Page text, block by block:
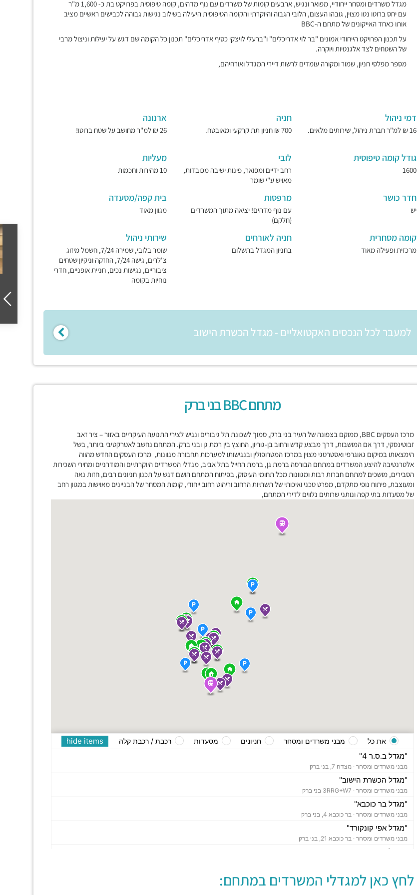
מגדל משרדים ומסחר ייחודיי, מפואר ונגיש, ארבעים קומות של משרדים עם נוף מדהים, קומה טיפוסית בפרויקט בת כ- 1,600 מ"ר
עם יחס ברוטו נטו מצוין, גובהו העצום, הלובי הגבוה והיוקרתי והקומה הטיפוסית היעילה בשילוב נגישות גבוהה לכבישים ראשיים מציב
אותו כאחד האייקונים של מתחם ה-BBC
על תכנון הפרויקט הייחודי אמונים "בר לוי אדריכלים" ו"ברעלי לויצקי כסיף אדריכלים" תכנון כל הקומה שם דגש על יעילות וניצול מרבי
של השטחים לצד אלגנטיות ויוקרה.
מספר מפלסי חניון, שמור ומקורה עומדים לרשות דיירי המגדל ואורחיהם,
דמי ניהול
16 ₪ למ"ר חברת ניהול, שירותים מלאים.
חניה
700 ₪ חניון תת קרקעי ומאובטח.
ארנונה
26 ₪ למ"ר מחושב על שטח ברוטו!
גודל קומה טיפוסית
1600
לובי
רחב ידיים ומפואר, פינות ישיבה מכובדות,
מאויש ע"י שומר
מעליות
10 מהירות וחכמות
חדר כושר
יש
מרפסות
עם נוף מדהים! יציאה מתוך המשרדים
(חלקם)
בית קפה/מסעדה
מגוון מאוד
קומה מסחרית
מרכזית ופעילה מאוד
חניה לאורחים
בחניון המגדל בתשלום
שירותי ניהול
שומר בלובי, שמירה 7/24, חשמל מיזוג
צ'לרים, גישה 7/24, החזקה וניקיון שטחים
ציבוריים, נגישות נכים, חניית אופניים, חדרי
נוחיות בקומה
למעבר לכל הנכסים האקטואליים - מגדל הכשרת הישוב
מתחם BBC בני ברק
מרכז העסקים BBC, ממוקם בצפונה של העיר בני ברק, סמוך לשכונת תל גיבורים ונגיש לצירי התנועה העיקריים באזור – ציר זאב
זבוטינסקי, דרך אם המושבות, דרך מבצע קדש ורחוב בן-גוריון, החוצץ בין רמת גן ובני ברק. המתחם נחשב לאטרקטיבי ביותר, בשל
הימצאותו במיקום גאוגרפי ואסטרטגי מצוין במרכז המטרופולין ובנגישותו למערכות תחבורה מגוונות, מרכז העסקים החדש מהווה
אלטרנטיבה להיצע המשרדים במתחם הבורסה ברמת גן, ברמת החייל בתל אביב, מגדלי המשרדים היוקרתיים והמודרניים ומחירי השכירות
הסבירים, מושכים למתחם חברות רבות ומגוונות מכל תחומי העיסוק, בפיתוח המתחם הושם דגש על תכנון חניונים רבים, חזות נאה
ומעוצבת, פיתוח נופי מתקדם, מפרט טכני ואיכותי של תשתיות הרחוב וריהוט רחוב ייחודי, קומות המסחר של הבניינים מאוישות במגוון רחב
של מסעדות בתי קפה ונותני שרותים נלווים לדירי המתחם,
"מגדל ב.ס.ר 4"
מבני משרדים ומסחר · מצדה 7, בני ברק
"מגדל הכשרת הישוב"
מבני משרדים ומסחר ·
"מגדל בר כוכבא"
מבני משרדים ומסחר · בר כוכבא 4, בני ברק
"מגדל אפי קונקורד"
מבני משרדים ומסחר · בר כוכבא 21, בני ברק
"מגדל צ'מפיון"
"בית סלע"
מבני משרדים ומסחר ·ברוך הירש 14, בני ברק
hide items את כל מבני משרדים ומסחר חניונים מסעדות רכבת / רכבת קלה
לחץ כאן למגדלי המשרדים במתחם: